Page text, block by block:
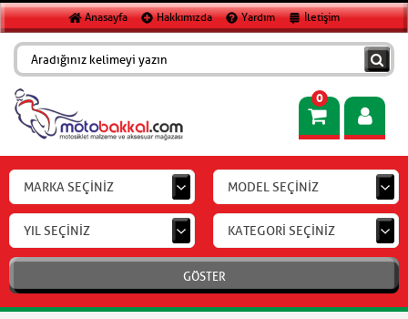
Anasayfa Hakkımızda Yardım İletişim
0
MARKA SEÇİNİZ MODEL SEÇİNİZ
YIL SEÇİNİZ KATEGORİ SEÇİNİZ
GÖSTER